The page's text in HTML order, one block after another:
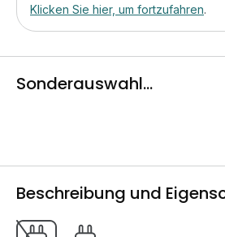
Klicken Sie hier, um fortzufahren.
Sonderauswahl...
Beschreibung und